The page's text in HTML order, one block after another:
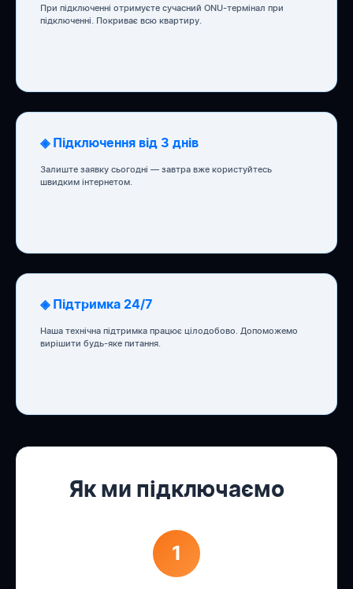
При підключенні отримуєте сучасний ONU-термінал при
підключенні. Покриває всю квартиру.
◈ Підключення від 3 днів
Залиште заявку сьогодні — завтра вже користуйтесь
швидким інтернетом.
◈ Підтримка 24/7
Наша технічна підтримка працює цілодобово. Допоможемо
вирішити будь-яке питання.
Як ми підключаємо
1